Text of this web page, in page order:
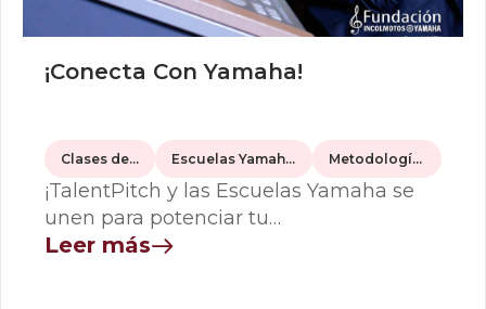
¡Conecta Con Yamaha!
Clases de Música Escuelas Yamaha Colombia Metodología Yamaha
¡TalentPitch y las Escuelas Yamaha se
unen para potenciar tu…
Leer más